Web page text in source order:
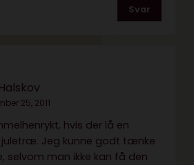
Svar
25, 2011
hvis der lå en
Jeg kunne godt tænke
selvom man ikke kan få den